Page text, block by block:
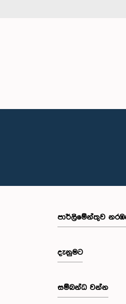
පාර්ලි‌මේන්තුව
දැනුමට
සම්බන්ධ වන්න